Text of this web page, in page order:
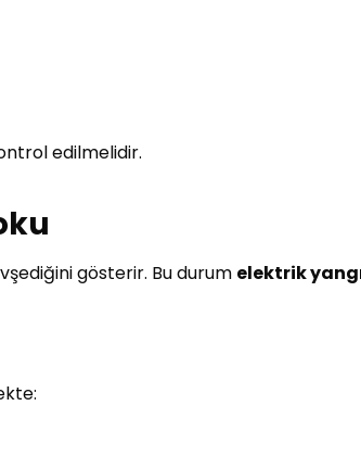
edilmelidir.
gösterir. Bu durum elektrik